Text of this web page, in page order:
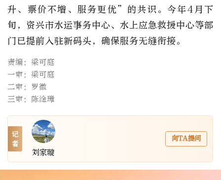
升、票价不增、服务更优”的共识。今年4月下
旬，资兴市水运事务中心、水上应急救援中心等部
门已提前入驻新码头，确保服务无缝衔接。
责编：梁可庭
一审：梁可庭
二审：罗徽
三审：陈淦璋
记
者
刘家璇
向TA提问